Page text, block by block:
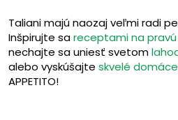
Taliani majú naozaj veľmi radi
Inšpirujte sareceptami na
nechajte sa uniesť svetom
alebo vyskúšajte skvelé
APPETITO!